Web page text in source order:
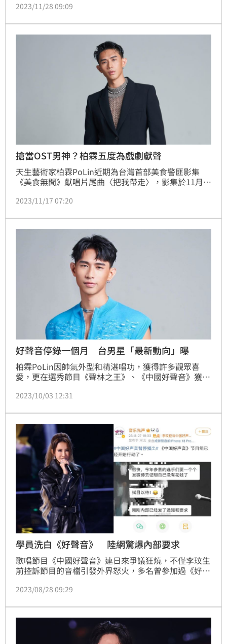
體育場爆滿的觀眾；韋禮安一出場，全場尖叫聲不斷，
撼，也讓他許願明年能把個人演唱會搬到新加坡。
2023/11/28 09:09
搶當OST男神？柏霖五度為戲劇獻聲
天生藝術家柏霖PoLin近期為台灣首部美食警匪影集
《美食無間》獻唱片尾曲〈把我帶走〉，影集於11月初
冠軍，網友們紛紛大讚這是年度「最香影集」，而柏霖
網路上引發熱烈討論及迴響，許多觀眾紛紛敲碗完整版
歌曲釋出。
2023/11/17 07:20
好聲音停錄一個月 台男星「最新動向」曝
柏霖PoLin因帥氣外型和精湛唱功，獲得許多觀眾喜
愛，更在選秀節目《聲林之王》、《中國好聲音》獲得
於原曲輕快活潑的氛圍，以各種80年代經典風格元素堆
最高的一首歌曲」。此外，他目前正在積極籌備作品
中，接下來也會陸續推出。
2023/10/03 12:31
學員洗白《好聲音》 陸網驚爆內部要求
歌唱節目《中國好聲音》連日來爭議狂燒，不僅李玟生
前控訴節目的音檔引發外界怒火，多名曾參加過《好聲
要花上50萬。日前《好聲音》宣布停播的消息，風向卻
音》洗白，表示參加節目至今沒有花費任何費用等，駁
斥外界的傳聞。
2023/08/28 09:29